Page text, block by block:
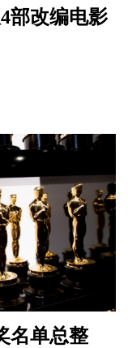
部改编电影
名单总整